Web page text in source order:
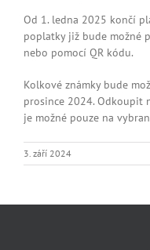
Od 1. ledna 2025 končí
poplatky již bude možné
nebo pomocí QR kódu.
Kolkové známky bude
prosince 2024. Odkoupit
je možné pouze na
3. září 2024